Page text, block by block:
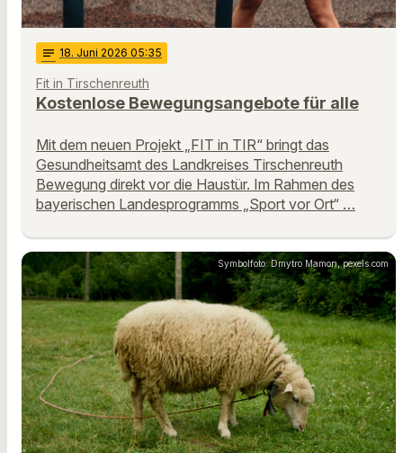
notes 18. Juni 2026 05:35
Fit in Tirschenreuth
Kostenlose Bewegungsangebote für alle
Mit dem neuen Projekt „FIT in TIR“ bringt das
Gesundheitsamt des Landkreises Tirschenreuth
Bewegung direkt vor die Haustür. Im Rahmen des
bayerischen Landesprogramms „Sport vor Ort“ …
Symbolfoto: Dmytro Mamon, pexels.com